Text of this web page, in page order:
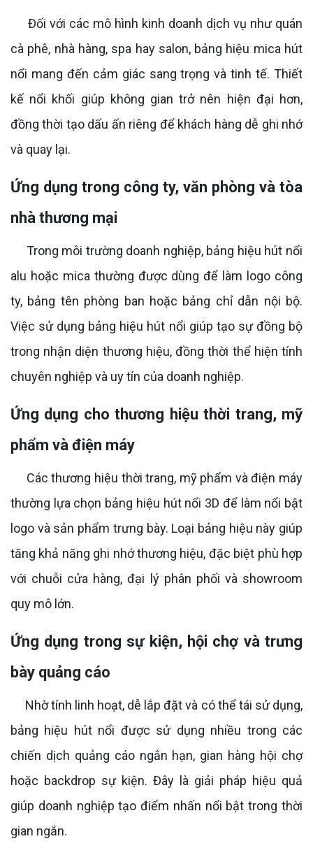
Đối với các mô hình kinh doanh dịch vụ như quán
cà phê, nhà hàng, spa hay salon, bảng hiệu mica hút
nổi mang đến cảm giác sang trọng và tinh tế. Thiết
kế nổi khối giúp không gian trở nên hiện đại hơn,
đồng thời tạo dấu ấn riêng để khách hàng dễ ghi nhớ
và quay lại.
Ứng dụng trong công ty, văn phòng và tòa
nhà thương mại
Trong môi trường doanh nghiệp, bảng hiệu hút nổi
alu hoặc mica thường được dùng để làm logo công
ty, bảng tên phòng ban hoặc bảng chỉ dẫn nội bộ.
Việc sử dụng bảng hiệu hút nổi giúp tạo sự đồng bộ
trong nhận diện thương hiệu, đồng thời thể hiện tính
chuyên nghiệp và uy tín của doanh nghiệp.
Ứng dụng cho thương hiệu thời trang, mỹ
phẩm và điện máy
Các thương hiệu thời trang, mỹ phẩm và điện máy
thường lựa chọn bảng hiệu hút nổi 3D để làm nổi bật
logo và sản phẩm trưng bày. Loại bảng hiệu này giúp
tăng khả năng ghi nhớ thương hiệu, đặc biệt phù hợp
với chuỗi cửa hàng, đại lý phân phối và showroom
quy mô lớn.
Ứng dụng trong sự kiện, hội chợ và trưng
bày quảng cáo
Nhờ tính linh hoạt, dễ lắp đặt và có thể tái sử dụng,
bảng hiệu hút nổi được sử dụng nhiều trong các
chiến dịch quảng cáo ngắn hạn, gian hàng hội chợ
hoặc backdrop sự kiện. Đây là giải pháp hiệu quả
giúp doanh nghiệp tạo điểm nhấn nổi bật trong thời
gian ngắn.